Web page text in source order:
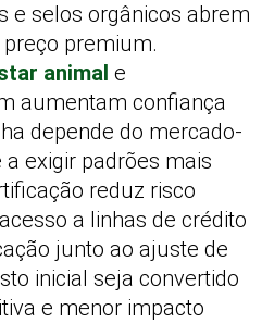
e selos orgânicos abrem
premium.
animal e
aumentam confiança
depende do mercado-
exigir padrões mais
reduz risco
a linhas de crédito
junto ao ajuste de
inicial seja convertido
e menor impacto